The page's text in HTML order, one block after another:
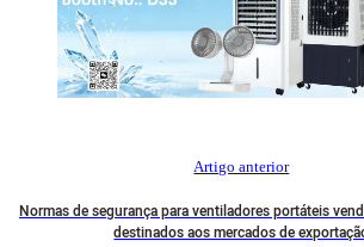
Artigo anterior
Normas de segurança para ventiladores portáteis
destinados aos mercados de